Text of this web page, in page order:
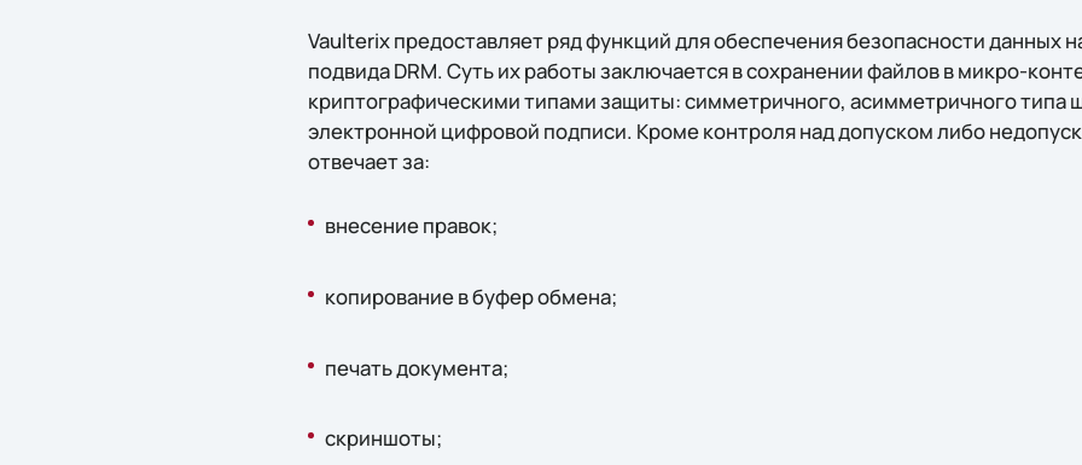
Vaulterix предоставляет ряд функций для обеспечения безопасности данных
подвида DRM. Суть их работы заключается в сохранении файлов в микро-
криптографическими типами защиты: симметричного, асимметричного типа
электронной цифровой подписи. Кроме контроля над допуском либо
отвечает за:
внесение правок;
копирование в буфер обмена;
печать документа;
скриншоты;